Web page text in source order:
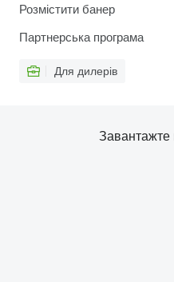
Розмістити банер
Партнерська програма
Для дилерів
Завантажте